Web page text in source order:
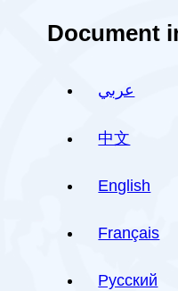
Document
عربي
中文
English
Français
Русский